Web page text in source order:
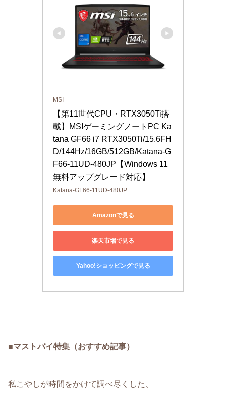
MSI
【第11世代CPU・RTX3050Ti搭
載】MSIゲーミングノートPC Ka
tana GF66 i7 RTX3050Ti/15.6FH
D/144Hz/16GB/512GB/Katana-G
F66-11UD-480JP【Windows 11
無料アップグレード対応】
Katana-GF66-11UD-480JP
Amazonで見る
楽天市場で見る
Yahoo!ショッピングで見る
■マストバイ特集（おすすめ記事）
私こやしが時間をかけて調べ尽くした、